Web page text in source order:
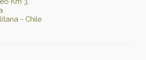
- Chile